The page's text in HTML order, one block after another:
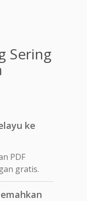
Sering
ke
PDF
gratis.